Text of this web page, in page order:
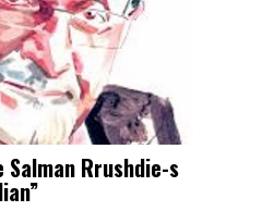
Rrushdie-s